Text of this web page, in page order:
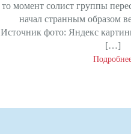
то момент солист группы
начал странным образом
Источник фото: Яндекс
[…]